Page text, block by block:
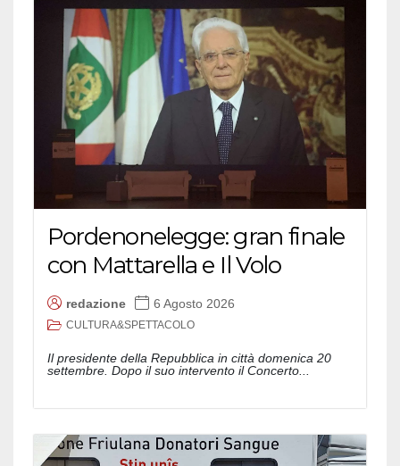
Pordenonelegge: gran finale
con Mattarella e Il Volo
redazione 6 Agosto 2026
CULTURA&SPETTACOLO
Il presidente della Repubblica in città domenica 20
settembre. Dopo il suo intervento il Concerto...